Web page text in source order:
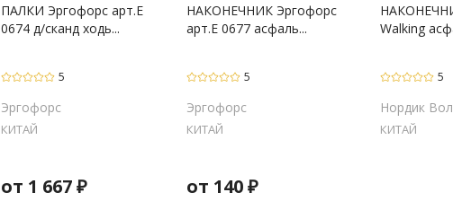
ПАЛКИ Эргофорс арт.Е
0674 д/сканд ходь...
5
Эргофорс
КИТАЙ
от 1 667₽
НАКОНЕЧНИК Эргофорс
арт.Е 0677 асфаль...
5
Эргофорс
КИТАЙ
от 140₽
Walking
5
Нордик
КИТАЙ